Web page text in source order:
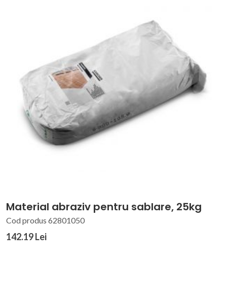
Material abraziv pentru sablare, 25kg
Cod produs 62801050
142.19 Lei